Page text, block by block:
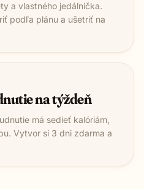
a vlastného jedálnička.
podľa plánu a ušetriť na
na týždeň
má sedieť kalóriám,
Vytvor si 3 dni zdarma a